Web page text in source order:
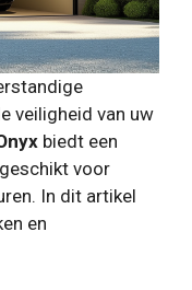
veiligheid van uw
biedt een
voor
In dit artikel
en